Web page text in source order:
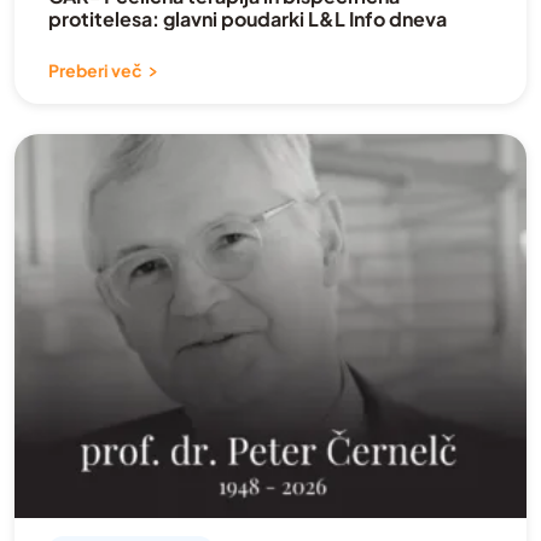
Video
Vse bolezni
Zagovorništvo
zapestnice
Zdravljenje in rehabilitacija
protitelesa: glavni poudarki L&L Info dneva
Preberi več